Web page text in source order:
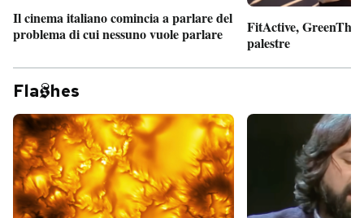
Il cinema italiano comincia a parlare del
problema di cui nessuno vuole parlare
FitActive,
palestre
Fla hes